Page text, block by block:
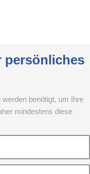
persönliches
benötigt, um Ihre
mindestens diese